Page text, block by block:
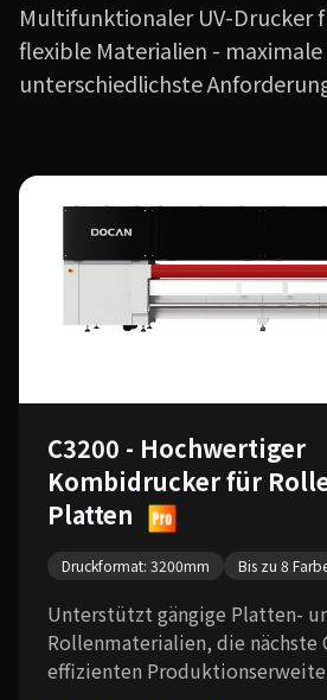
Multifunktionaler UV-Drucker
flexible Materialien -
unterschiedlichste
C3200 - Hochwertiger
Kombidrucker für
Platten
Druckformat: 3200mm Bis zu 8
Unterstützt gängige Platten-
Rollenmaterialien, die nächste
effizienten